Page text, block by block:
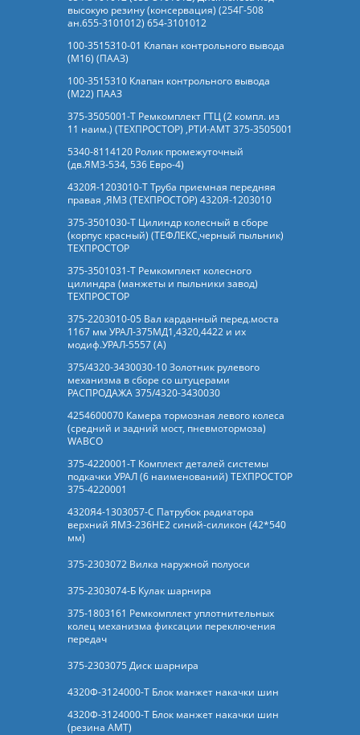
высокую резину (консервация) (254Г-508
ан.655-3101012) 654-3101012
100-3515310-01 Клапан контрольного вывода
(М16) (ПААЗ)
100-3515310 Клапан контрольного вывода
(М22) ПААЗ
375-3505001-Т Ремкомплект ГТЦ (2 компл. из
11 наим.) (ТЕХПРОСТОР) ,РТИ-АМТ 375-3505001
5340-8114120 Ролик промежуточный
(дв.ЯМЗ-534, 536 Евро-4)
4320Я-1203010-Т Труба приемная передняя
правая ,ЯМЗ (ТЕХПРОСТОР) 4320Я-1203010
375-3501030-Т Цилиндр колесный в сборе
(корпус красный) (ТЕФЛЕКС,черный пыльник)
ТЕХПРОСТОР
375-3501031-Т Ремкомплект колесного
цилиндра (манжеты и пыльники завод)
ТЕХПРОСТОР
375-2203010-05 Вал карданный перед.моста
1167 мм УРАЛ-375МД1,4320,4422 и их
модиф.УРАЛ-5557 (А)
375/4320-3430030-10 Золотник рулевого
механизма в сборе со штуцерами
РАСПРОДАЖА 375/4320-3430030
4254600070 Камера тормозная левого колеса
(средний и задний мост, пневмотормоза)
WABCO
375-4220001-Т Комплект деталей системы
подкачки УРАЛ (6 наименований) ТЕХПРОСТОР
375-4220001
4320Я4-1303057-С Патрубок радиатора
верхний ЯМЗ-236НЕ2 синий-силикон (42*540
мм)
375-2303072 Вилка наружной полуоси
375-2303074-Б Кулак шарнира
375-1803161 Ремкомплект уплотнительных
колец механизма фиксации переключения
передач
375-2303075 Диск шарнира
4320Ф-3124000-Т Блок манжет накачки шин
4320Ф-3124000-Т Блок манжет накачки шин
(резина АМТ)